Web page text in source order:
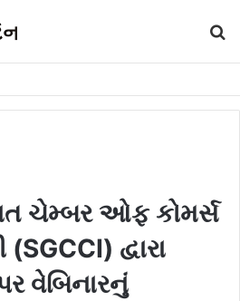
ચેમ્બર ઓફ કોમર્સ
દ્વારા
વેબિનારનું